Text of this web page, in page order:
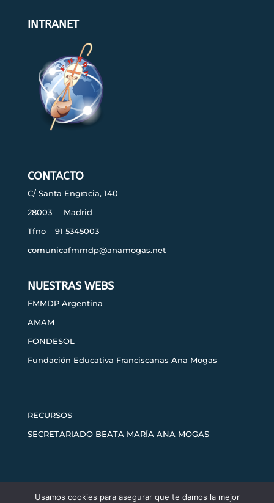
INTRANET
CONTACTO
C/ Santa Engracia, 140
28003 – Madrid
Tfno – 91 5345003
comunicafmmdp@anamogas.net
NUESTRAS WEBS
FMMDP Argentina
AMAM
FONDESOL
Fundación Educativa Franciscanas Ana Mogas
RECURSOS
SECRETARIADO BEATA MARÍA ANA MOGAS
Usamos cookies para asegurar que te damos la mejor